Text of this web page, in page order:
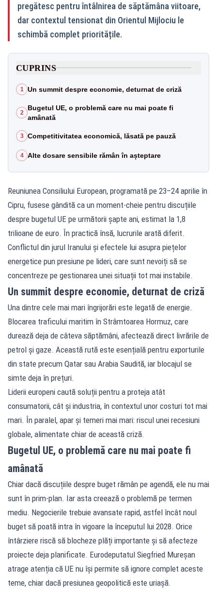
pregătesc pentru întâlnirea de săptămâna viitoare,
dar contextul tensionat din Orientul Mijlociu le
schimbă complet prioritățile.
CUPRINS
1 Un summit despre economie, deturnat de criză
2
Bugetul UE, o problemă care nu mai poate fi
amânată
3 Competitivitatea economică, lăsată pe pauză
4 Alte dosare sensibile rămân în așteptare
Reuniunea Consiliului European, programată pe 23–24 aprilie în
Cipru, fusese gândită ca un moment-cheie pentru discuțiile
despre bugetul UE pe următorii șapte ani, estimat la 1,8
trilioane de euro. În practică însă, lucrurile arată diferit.
Conflictul din jurul Iranului și efectele lui asupra piețelor
energetice pun presiune pe lideri, care sunt nevoiți să se
concentreze pe gestionarea unei situații tot mai instabile.
Un summit despre economie, deturnat de criză
Una dintre cele mai mari îngrijorări este legată de energie.
Blocarea traficului maritim în Strâmtoarea Hormuz, care
durează deja de câteva săptămâni, afectează direct livrările de
petrol și gaze. Această rută este esențială pentru exporturile
din state precum Qatar sau Arabia Saudită, iar blocajul se
simte deja în prețuri.
Liderii europeni caută soluții pentru a proteja atât
consumatorii, cât și industria, în contextul unor costuri tot mai
mari. În paralel, apar și temeri mai mari: riscul unei recesiuni
globale, alimentate chiar de această criză.
Bugetul UE, o problemă care nu mai poate fi
amânată
Chiar dacă discuțiile despre buget rămân pe agendă, ele nu mai
sunt în prim-plan. Iar asta creează o problemă pe termen
mediu. Negocierile trebuie avansate rapid, astfel încât noul
buget să poată intra în vigoare la începutul lui 2028. Orice
întârziere riscă să blocheze plăți importante și să afecteze
proiecte deja planificate. Eurodeputatul Siegfried Mureșan
atrage atenția că UE nu își permite să ignore complet aceste
teme, chiar dacă presiunea geopolitică este uriașă.